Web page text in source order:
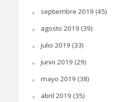
septiembre 2019 (45)
agosto 2019 (39)
julio 2019 (33)
junio 2019 (29)
mayo 2019 (38)
abril 2019 (35)